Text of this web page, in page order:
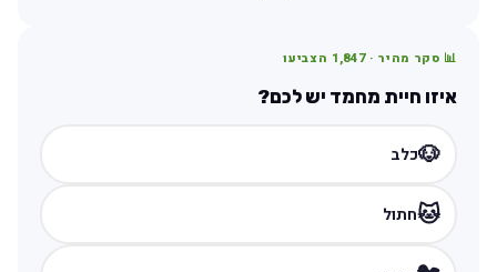
📊 סקר מהיר · 1,847הצביעו
איזו חיית מחמד יש לכם?
🐶כלב
🐱חתול